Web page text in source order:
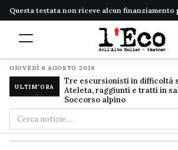
Questa testata non riceve alcun finanziamento
GIOVEDÌ 6 AGOSTO 2026
ULTIM'ORA
Tre escursionisti in difficoltà
Ateleta, raggiunti e tratti in
Soccorso alpino
Cerca
nel
sito